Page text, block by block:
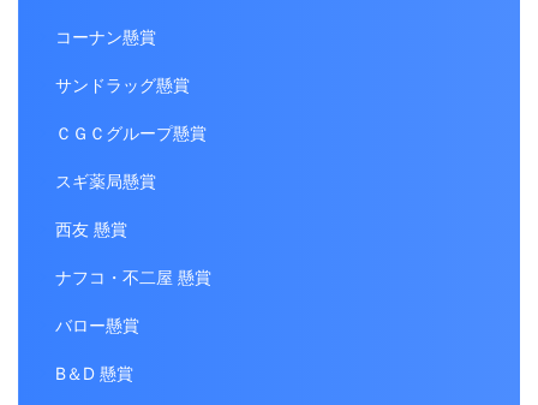
コーナン懸賞
サンドラッグ懸賞
ＣＧＣグループ懸賞
スギ薬局懸賞
西友 懸賞
ナフコ・不二屋 懸賞
バロー懸賞
B＆D 懸賞